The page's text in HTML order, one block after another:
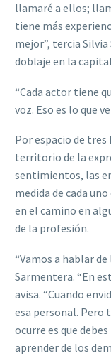
llamaré a ellos;
tiene más
mejor”, tercia
doblaje en la
“Cada actor tiene
voz. Eso es lo que
Por espacio de
territorio de la
sentimientos, las
medida de cada
en el camino en
de la profesión.
“Vamos a hablar
Sarmentera. “En
avisa. “Cuando
esa personal.
ocurre es que
aprender de los